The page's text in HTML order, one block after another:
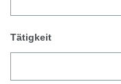
Tätigkeit